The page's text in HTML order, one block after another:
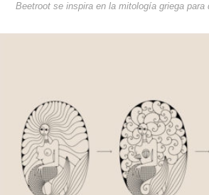
Beetroot se inspira en la mitología griega para